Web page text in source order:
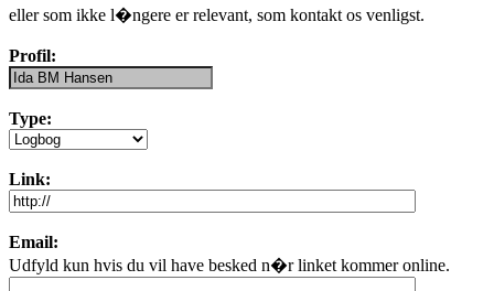
eller som ikke l�ngere er relevant, som kontakt os venligst.
Profil:
Type:
Link:
Email:
Udfyld kun hvis du vil have besked n�r linket kommer online.